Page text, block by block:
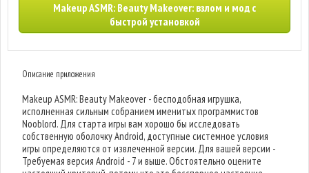
Makeup ASMR: Beauty Makeover: взлом и мод с
быстрой установкой
Описание приложения
Makeup ASMR: Beauty Makeover - бесподобная игрушка,
исполненная сильным собранием именитых программистов
Nooblord. Для старта игры вам хорошо бы исследовать
собственную оболочку Android, доступные системное условия
игры определяются от извлеченной версии. Для вашей версии -
Требуемая версия Android - 7 и выше. Обстоятельно оцените